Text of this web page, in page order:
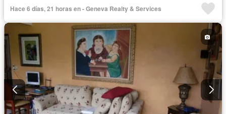
Hace 6 días, 21 horas en - Geneva Realty & Services